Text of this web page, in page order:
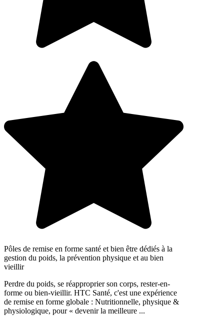
Pôles de remise en forme santé et bien être dédiés à la
gestion du poids, la prévention physique et au bien
vieillir
Perdre du poids, se réapproprier son corps, rester-en-
forme ou bien-vieillir. HTC Santé, c'est une expérience
de remise en forme globale : Nutritionnelle, physique &
physiologique, pour « devenir la meilleure ...